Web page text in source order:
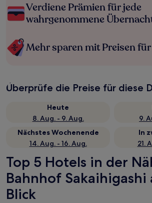
Verdiene Prämien für jede
wahrgenommene
Mehr sparen mit Preisen
Überprüfe die Preise für diese
Heute
8. Aug. - 9. Aug.
9.
Nächstes Wochenende
14. Aug. - 16. Aug.
In
21.
Top 5 Hotels in der
Bahnhof Sakaihigashi
Blick